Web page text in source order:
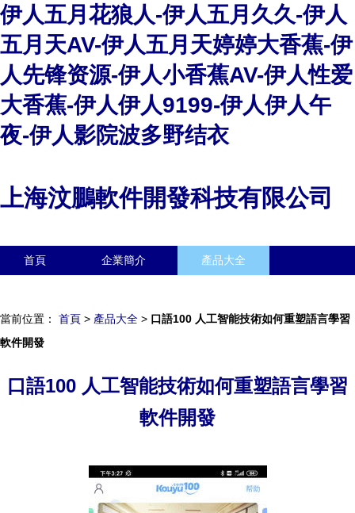
伊人五月花狼人-伊人五月久久-伊人
五月天AV-伊人五月天婷婷大香蕉-伊
人先锋资源-伊人小香蕉AV-伊人性爱
大香蕉-伊人伊人9199-伊人伊人午
夜-伊人影院波多野结衣
上海汶鵬軟件開發科技有限公司
首頁 企業簡介 產品大全
當前位置： 首頁 > 產品大全 > 口語100 人工智能技術如何重塑語言學習
軟件開發
口語100 人工智能技術如何重塑語言學習
軟件開發